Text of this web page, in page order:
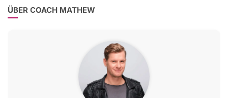
ÜBER COACH MATHEW